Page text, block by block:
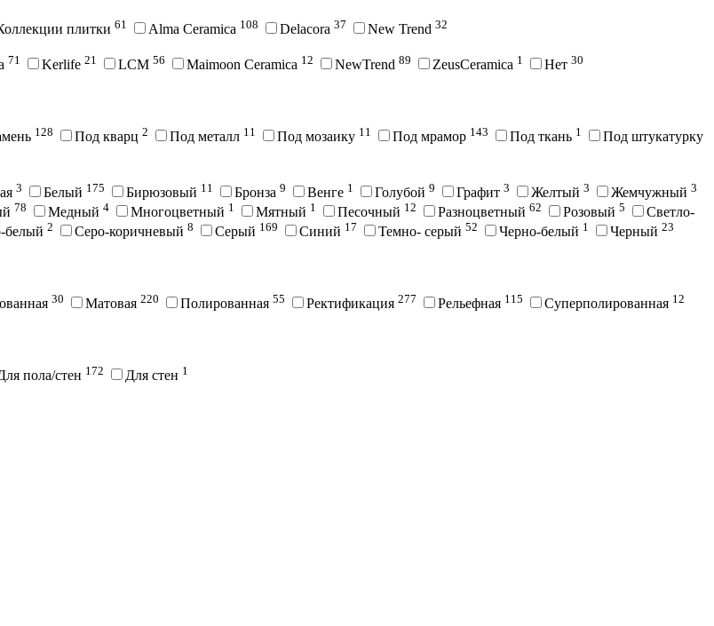
плитки 61 Alma Ceramica 108 Delacora 37 New Trend 32
71 Kerlife 21 LCM 56 Maimoon Ceramica 12 NewTrend 89 ZeusCeramica 1 Нет 30
128 Под кварц 2 Под металл 11 Под мозаику 11 Под мрамор 143 Под ткань 1 Под штукатурку
3 Белый 175 Бирюзовый 11 Бронза 9 Венге 1 Голубой 9 Графит 3 Желтый 3 Жемчужный 3
78 Медный 4 Многоцветный 1 Мятный 1 Песочный 12 Разноцветный 62 Розовый 5
Светло-
белый 2 Серо-коричневый 8 Серый 169 Синий 17 Темно- серый 52 Черно-белый 1 Черный 23
30 Матовая 220 Полированная 55 Ректификация 277 Рельефная 115 Суперполированная 12
пола/стен 172 Для стен 1